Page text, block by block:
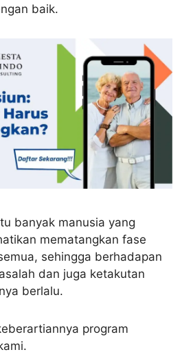
baik.
banyak manusia yang
mematangkan fase
sehingga berhadapan
dan juga ketakutan
berlalu.
program